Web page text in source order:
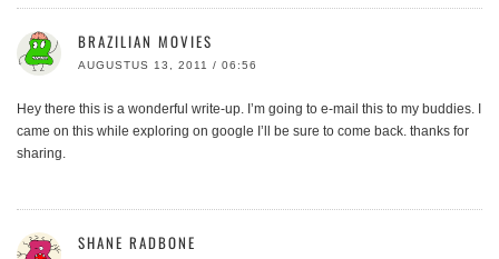
BRAZILIAN MOVIES
AUGUSTUS 13, 2011 / 06:56
Hey there this is a wonderful write-up. I’m going to e-mail this to my buddies. I
came on this while exploring on google I’ll be sure to come back. thanks for
sharing.
SHANE RADBONE